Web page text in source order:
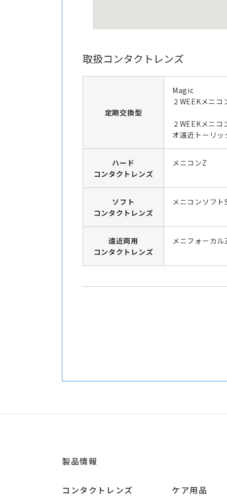
取扱コンタクトレンズ
定期交換型
Magic
２WEEKメニ
２WEEKメニ
オ遠近トーリッ
ハード
コンタクトレンズ
メニコンZ
ソフト
コンタクトレンズ
メニコンソフト
遠近両用
コンタクトレンズ
メニフォーカル
製品情報
コンタクトレンズ ケア用品